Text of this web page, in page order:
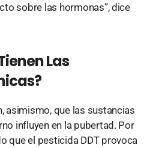
sobre las hormonas”, dice
Las
asimismo, que las sustancias
influyen en la pubertad. Por
que el pesticida DDT provoca